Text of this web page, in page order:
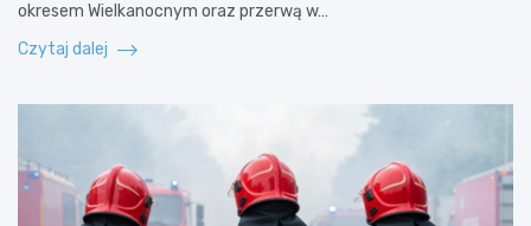
okresem Wielkanocnym oraz przerwą w…
Czytaj dalej